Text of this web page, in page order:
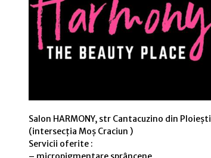
Salon HARMONY, str Cantacuzino din Ploiești
(intersecția Moș Craciun )
Servicii oferite :